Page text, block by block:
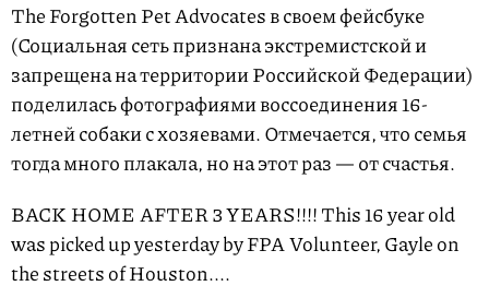
The Forgotten Pet Advocates в своем фейсбуке
(Социальная сеть признана экстремистской и
запрещена на территории Российской Федерации)
поделилась фотографиями воссоединения 16-
летней собаки с хозяевами. Отмечается, что семья
тогда много плакала, но на этот раз — от счастья.
BACK HOME AFTER 3 YEARS!!!! This 16 year old
was picked up yesterday by FPA Volunteer, Gayle on
the streets of Houston....